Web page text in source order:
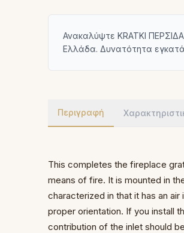
Ανακαλύψτε KRATKI
Ελλάδα. Δυνατότητα
Περιγραφή
This completes the fireplace
means of fire. It is mounted in
characterized in that it has an air
proper orientation. If you install
contribution of the inlet should